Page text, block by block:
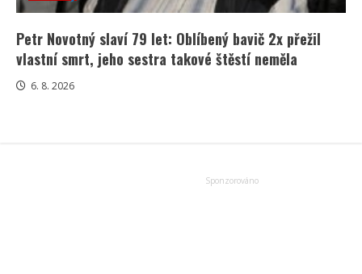
Petr Novotný slaví 79 let: Oblíbený bavič 2x přežil
vlastní smrt, jeho sestra takové štěstí neměla
6. 8. 2026